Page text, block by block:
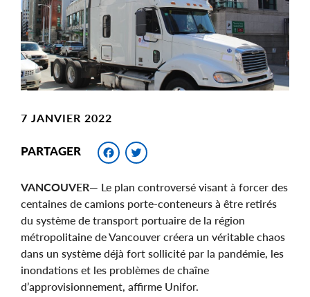
7 JANVIER 2022
PARTAGER Facebook
VANCOUVER— Le plan controversé visant à forcer des
centaines de camions porte-conteneurs à être retirés
du système de transport portuaire de la région
métropolitaine de Vancouver créera un véritable chaos
dans un système déjà fort sollicité par la pandémie, les
inondations et les problèmes de chaîne
d’approvisionnement, affirme Unifor.